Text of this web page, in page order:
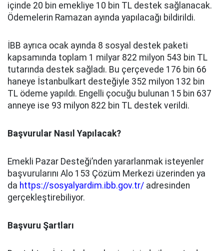
içinde 20 bin emekliye 10 bin TL destek sağlanacak.
Ödemelerin Ramazan ayında yapılacağı bildirildi.
İBB ayrıca ocak ayında 8 sosyal destek paketi
kapsamında toplam 1 milyar 822 milyon 543 bin TL
tutarında destek sağladı. Bu çerçevede 176 bin 66
haneye İstanbulkart desteğiyle 352 milyon 132 bin
TL ödeme yapıldı. Engelli çocuğu bulunan 15 bin 637
anneye ise 93 milyon 822 bin TL destek verildi.
Başvurular Nasıl Yapılacak?
Emekli Pazar Desteği’nden yararlanmak isteyenler
başvurularını Alo 153 Çözüm Merkezi üzerinden ya
da https://sosyalyardim.ibb.gov.tr/ adresinden
gerçekleştirebiliyor.
Başvuru Şartları